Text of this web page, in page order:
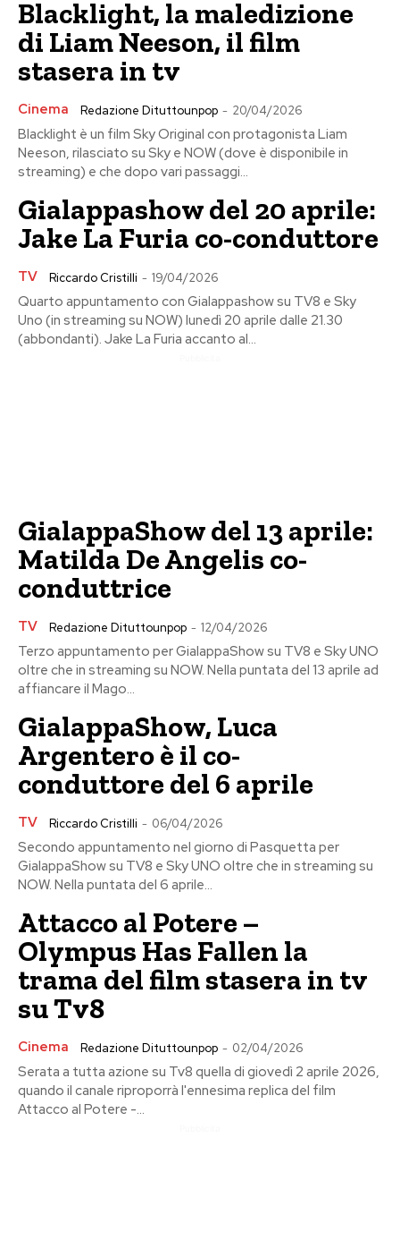
Blacklight, la maledizione
di Liam Neeson, il film
stasera in tv
Cinema Redazione Dituttounpop - 20/04/2026
Blacklight è un film Sky Original con protagonista Liam
Neeson, rilasciato su Sky e NOW (dove è disponibile in
streaming) e che dopo vari passaggi...
Gialappashow del 20 aprile:
Jake La Furia co-conduttore
TV Riccardo Cristilli - 19/04/2026
Quarto appuntamento con Gialappashow su TV8 e Sky
Uno (in streaming su NOW) lunedì 20 aprile dalle 21.30
(abbondanti). Jake La Furia accanto al...
GialappaShow del 13 aprile:
Matilda De Angelis co-
conduttrice
TV Redazione Dituttounpop - 12/04/2026
Terzo appuntamento per GialappaShow su TV8 e Sky UNO
oltre che in streaming su NOW. Nella puntata del 13 aprile ad
affiancare il Mago...
GialappaShow, Luca
Argentero è il co-
conduttore del 6 aprile
TV Riccardo Cristilli - 06/04/2026
Secondo appuntamento nel giorno di Pasquetta per
GialappaShow su TV8 e Sky UNO oltre che in streaming su
NOW. Nella puntata del 6 aprile...
Attacco al Potere –
Olympus Has Fallen la
trama del film stasera in tv
su Tv8
Cinema Redazione Dituttounpop - 02/04/2026
Serata a tutta azione su Tv8 quella di giovedì 2 aprile 2026,
quando il canale riproporrà l'ennesima replica del film
Attacco al Potere -...